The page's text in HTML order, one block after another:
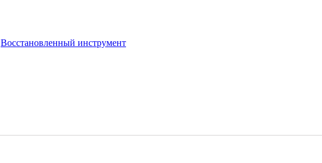
Восстановленный инструмент